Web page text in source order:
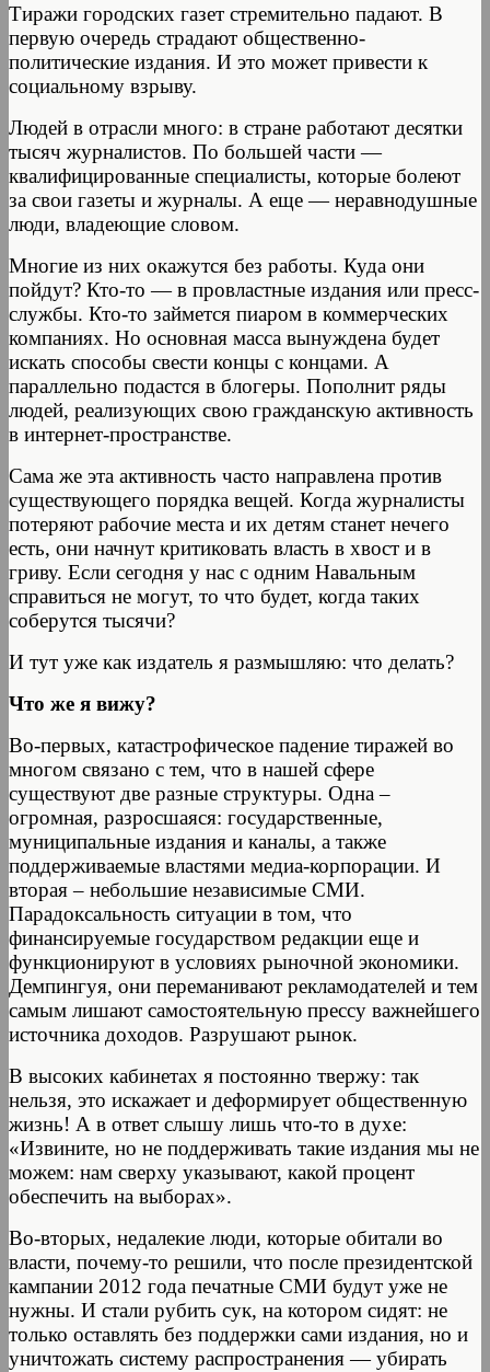
Тиражи городских газет стремительно падают. В
первую очередь страдают общественно-
политические издания. И это может привести к
социальному взрыву.
Людей в отрасли много: в стране работают десятки
тысяч журналистов. По большей части —
квалифицированные специалисты, которые болеют
за свои газеты и журналы. А еще — неравнодушные
люди, владеющие словом.
Многие из них окажутся без работы. Куда они
пойдут? Кто-то — в провластные издания или пресс-
службы. Кто-то займется пиаром в коммерческих
компаниях. Но основная масса вынуждена будет
искать способы свести концы с концами. А
параллельно подастся в блогеры. Пополнит ряды
людей, реализующих свою гражданскую активность
в интернет-пространстве.
Сама же эта активность часто направлена против
существующего порядка вещей. Когда журналисты
потеряют рабочие места и их детям станет нечего
есть, они начнут критиковать власть в хвост и в
гриву. Если сегодня у нас с одним Навальным
справиться не могут, то что будет, когда таких
соберутся тысячи?
И тут уже как издатель я размышляю: что делать?
Что же я вижу?
Во-первых, катастрофическое падение тиражей во
многом связано с тем, что в нашей сфере
существуют две разные структуры. Одна –
огромная, разросшаяся: государственные,
муниципальные издания и каналы, а также
поддерживаемые властями медиа-корпорации. И
вторая – небольшие независимые СМИ.
Парадоксальность ситуации в том, что
финансируемые государством редакции еще и
функционируют в условиях рыночной экономики.
Демпингуя, они переманивают рекламодателей и тем
самым лишают самостоятельную прессу важнейшего
источника доходов. Разрушают рынок.
В высоких кабинетах я постоянно твержу: так
нельзя, это искажает и деформирует общественную
жизнь! А в ответ слышу лишь что-то в духе:
«Извините, но не поддерживать такие издания мы не
можем: нам сверху указывают, какой процент
обеспечить на выборах».
Во-вторых, недалекие люди, которые обитали во
власти, почему-то решили, что после президентской
кампании 2012 года печатные СМИ будут уже не
нужны. И стали рубить сук, на котором сидят: не
только оставлять без поддержки сами издания, но и
уничтожать систему распространения — убирать